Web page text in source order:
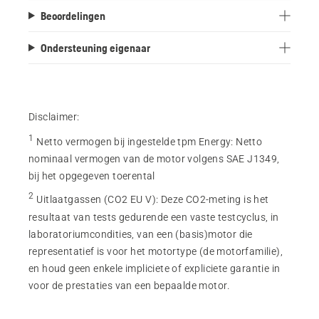
Beoordelingen
Ondersteuning eigenaar
Disclaimer:
1 Netto vermogen bij ingestelde tpm Energy: Netto
nominaal vermogen van de motor volgens SAE J1349,
bij het opgegeven toerental
2 Uitlaatgassen (CO2 EU V): Deze CO2-meting is het
resultaat van tests gedurende een vaste testcyclus, in
laboratoriumcondities, van een (basis)motor die
representatief is voor het motortype (de motorfamilie),
en houd geen enkele impliciete of expliciete garantie in
voor de prestaties van een bepaalde motor.